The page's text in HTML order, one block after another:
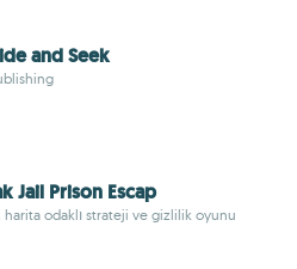
and Seek
Jail Prison Escap
harita odaklı strateji ve gizlilik oyunu